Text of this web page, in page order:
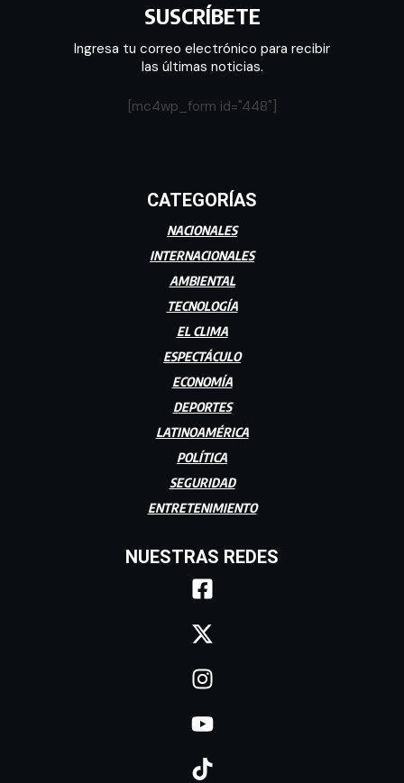
SUSCRÍBETE
Ingresa tu correo electrónico para recibir
las últimas noticias.
[mc4wp_form id="448"]
CATEGORÍAS
NACIONALES
INTERNACIONALES
AMBIENTAL
TECNOLOGÍA
EL CLIMA
ESPECTÁCULO
ECONOMÍA
DEPORTES
LATINOAMÉRICA
POLÍTICA
SEGURIDAD
ENTRETENIMIENTO
NUESTRAS REDES